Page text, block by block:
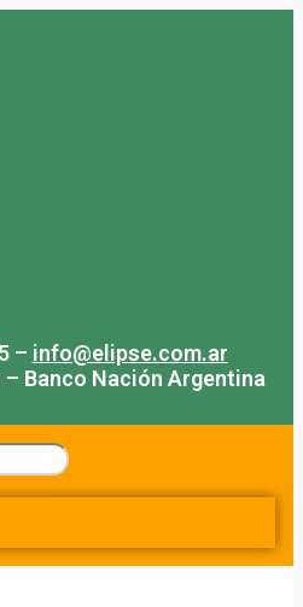
– info@elipse.com.ar
Banco Nación Argentina